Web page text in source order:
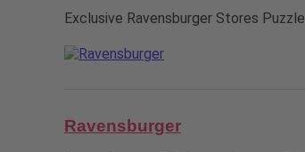
Exclusive Ravensburger Stores Puzzle
Ravensburger